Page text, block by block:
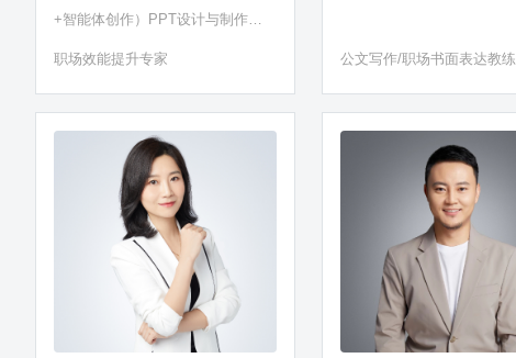
+智能体创作）PPT设计与制作、A
职场效能提升专家 公文写作/职场书面表达教练